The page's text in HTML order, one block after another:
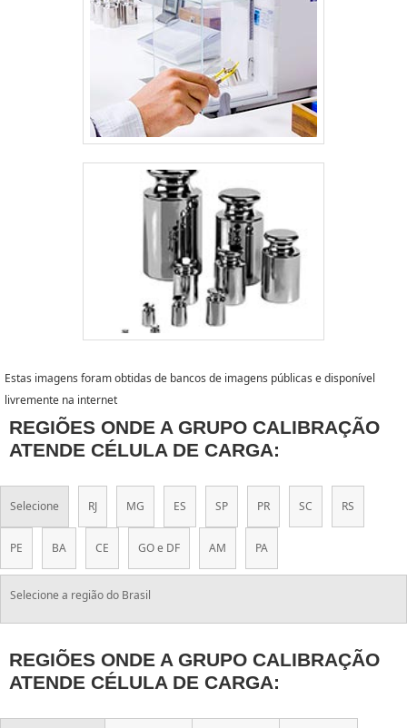
Estas imagens foram obtidas de bancos de imagens públicas e disponível
livremente na internet
REGIÕES ONDE A GRUPO CALIBRAÇÃO
ATENDE CÉLULA DE CARGA:
Selecione RJ MG ES SP PR SC RS
PE BA CE GO e DF AM PA
Selecione a região do Brasil
REGIÕES ONDE A GRUPO CALIBRAÇÃO
ATENDE CÉLULA DE CARGA: